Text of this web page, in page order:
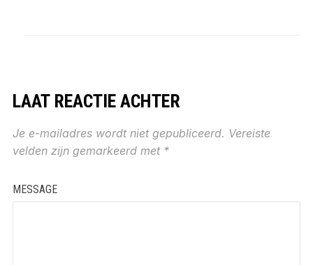
LAAT REACTIE ACHTER
Je e-mailadres wordt niet gepubliceerd. Vereiste
velden zijn gemarkeerd met *
MESSAGE